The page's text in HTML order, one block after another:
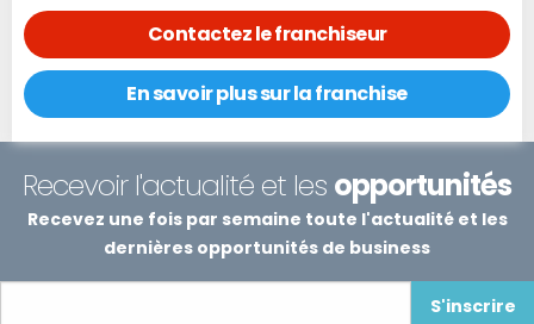
Contactez le franchiseur
En savoir plus sur la franchise
Recevoir l'actualité et les opportunités
Recevez une fois par semaine toute l'actualité et les
dernières opportunités de business
S'inscrire